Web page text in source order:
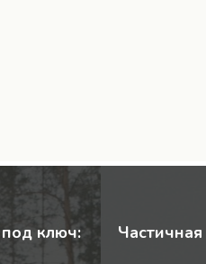
ключ: